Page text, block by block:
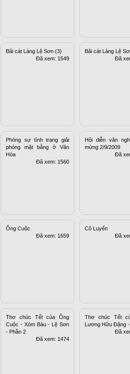
Bãi cát Làng Lệ Sơn (3)
Đã xem: 1549
Bãi cát Làng Lệ
Đã
Phóng sự tình trạng giải
phóng mặt bằng ở Văn
Hóa
Đã xem: 1560
Hội diễn văn
mừng 2/9/2009
Đã
Ông Cuộc
Đã xem: 1659
Cô Luyến
Đã
Thơ chúc Tết của Ông
Cuộc - Xóm Bàu - Lệ Sơn
- Phần 2
Đã xem: 1474
Thơ chúc Tết
Lương Hữu Đặng -
Đã